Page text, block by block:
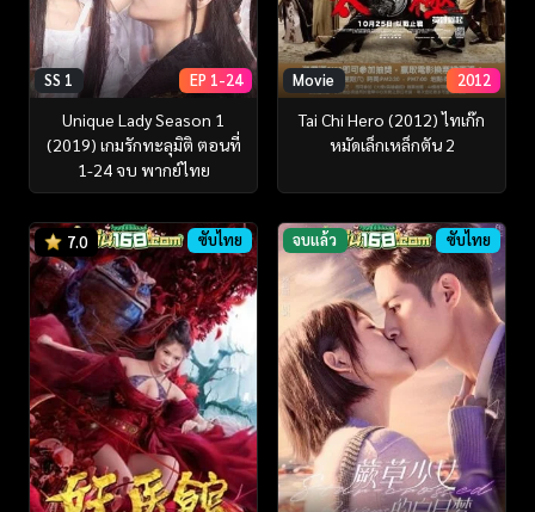
SS 1 EP 1-24
Unique Lady Season 1
(2019) เกมรักทะลุมิติ ตอนที่
1-24 จบ พากย์ไทย
Movie 2012
Tai Chi Hero (2012) ไทเก๊ก
หมัดเล็กเหล็กตัน 2
7.0 ซับไทย จบแล้ว ซับไทย